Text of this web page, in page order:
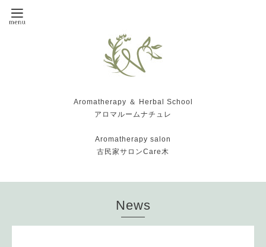
Aromatherapy ＆ Herbal School
アロマルームナチュレ
Aromatherapy salon
古民家サロンCare木
News